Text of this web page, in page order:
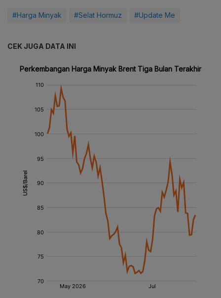
#Harga Minyak #Selat Hormuz #Update Me
CEK JUGA DATA INI